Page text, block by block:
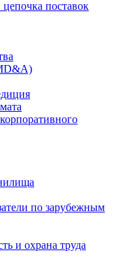
цепочка поставок
по зарубежным
и охрана труда